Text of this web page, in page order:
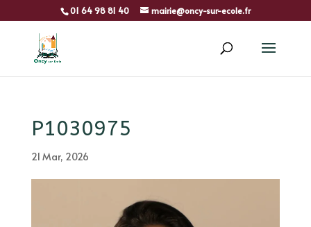
01 64 98 81 40 mairie@oncy-sur-ecole.fr
P1030975
21 Mar, 2026